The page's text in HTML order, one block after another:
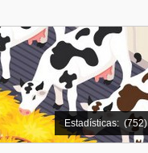
Estadísticas: (752)